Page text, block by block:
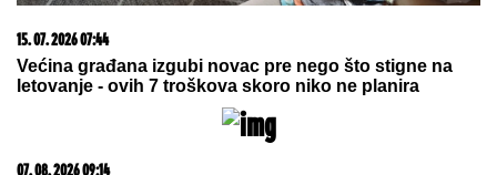
15. 07. 2026 07:44
Većina građana izgubi novac pre nego što stigne na
letovanje - ovih 7 troškova skoro niko ne planira